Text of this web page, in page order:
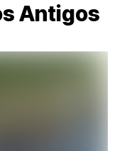
Antigos